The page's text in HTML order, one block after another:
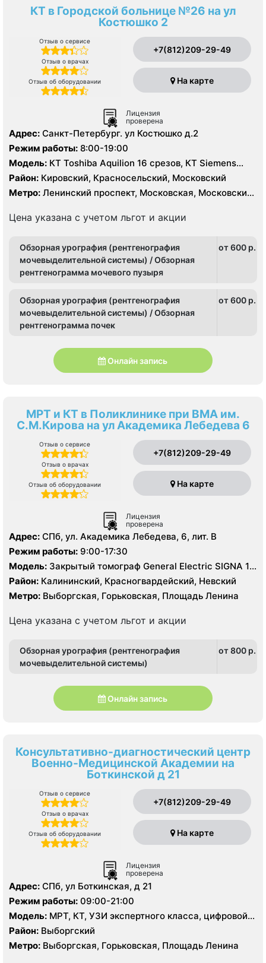
КТ в Городской больнице №26 на ул
Костюшко 2
Отзыв о сервисе
Отзыв о врачах
Отзыв об оборудовании
+7(812)209-29-49
На карте
Лицензия
проверена
Адрес: Санкт-Петербург. ул Костюшко д.2
Режим работы: 8:00-19:00
Модель: КТ Toshiba Aquilion 16 срезов, КТ Siemens
Somatom Definition 64 срезов, УЗИ
Район: Кировский, Красносельский, Московский
Метро: Ленинский проспект, Московская, Московские
Цена указана с учетом льгот и акции
Обзорная урография (рентгенография
мочевыделительной системы) / Обзорная
рентгенограмма мочевого пузыря
от 600 p.
Обзорная урография (рентгенография
мочевыделительной системы) / Обзорная
рентгенограмма почек
от 600 p.
Онлайн запись
МРТ и КТ в Поликлинике при ВМА им.
С.М.Кирова на ул Академика Лебедева 6
Отзыв о сервисе
Отзыв о врачах
Отзыв об оборудовании
+7(812)209-29-49
На карте
Лицензия
проверена
Адрес: СПб, ул. Академика Лебедева, 6, лит. В
Режим работы: 9:00-17:30
Модель: Закрытый томограф General Electric SIGNA 1.5
Тесла, КТ General Electric 16 срезов, УЗИ
Район: Калининский, Красногвардейский, Невский
Метро: Выборгская, Горьковская, Площадь Ленина
Цена указана с учетом льгот и акции
Обзорная урография (рентгенография
мочевыделительной системы)
от 800 p.
Онлайн запись
Консультативно-диагностический центр
Военно-Медицинской Академии на
Боткинской д 21
Отзыв о сервисе
Отзыв о врачах
Отзыв об оборудовании
+7(812)209-29-49
На карте
Лицензия
проверена
Адрес: СПб, ул Боткинская, д 21
Режим работы: 09:00-21:00
Модель: МРТ, КТ, УЗИ экспертного класса, цифровой
рентген
Район: Выборгский
Метро: Выборгская, Горьковская, Площадь Ленина